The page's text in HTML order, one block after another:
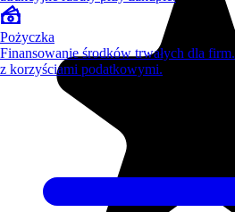
Pożyczka
Finansowanie środków trwałych dla
z korzyściami podatkowymi.